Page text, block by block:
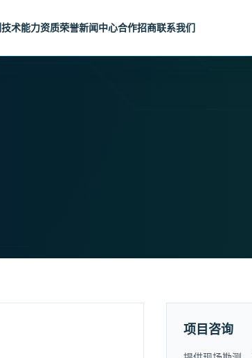
技术能力资质荣誉新闻中心合作招商联系我们
项目咨询